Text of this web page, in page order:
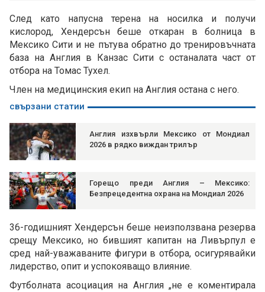
След като напусна терена на носилка и получи
кислород, Хендерсън беше откаран в болница в
Мексико Сити и не пътува обратно до тренировъчната
база на Англия в Канзас Сити с останалата част от
отбора на Томас Тухел.
Член на медицинския екип на Англия остана с него.
свързани статии
Англия изхвърли Мексико от Мондиал
2026 в рядко виждан трилър
Горещо преди Англия – Мексико:
Безпрецедентна охрана на Мондиал 2026
36-годишният Хендерсън беше неизползвана резерва
срещу Мексико, но бившият капитан на Ливърпул е
сред най-уважаваните фигури в отбора, осигурявайки
лидерство, опит и успокояващо влияние.
Футболната асоциация на Англия „не е коментирала